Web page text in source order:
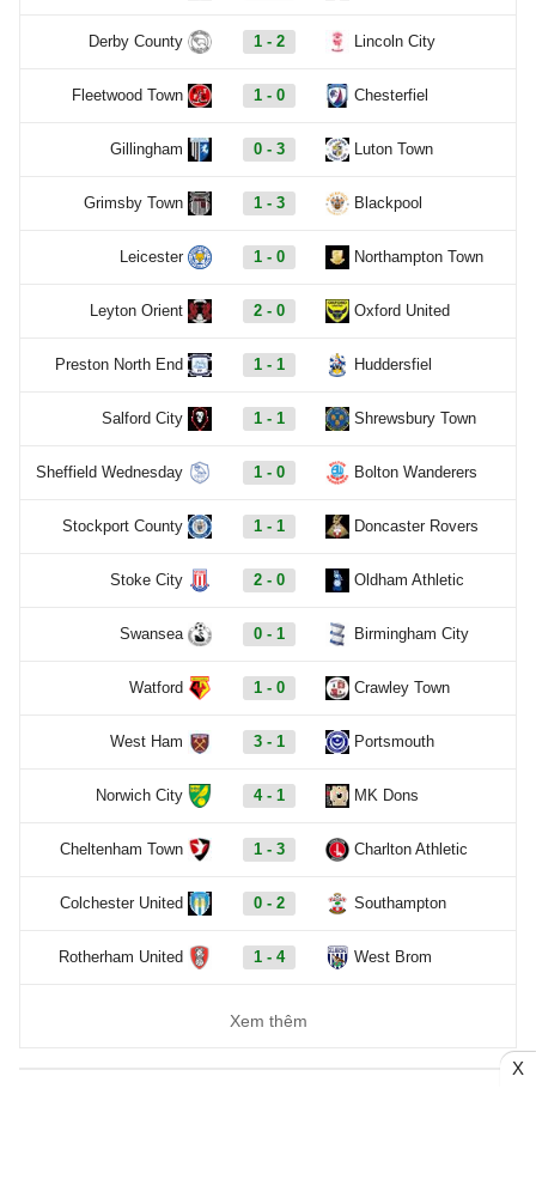
Derby County 1 - 2 Lincoln City
Fleetwood Town 1 - 0 Chesterfiel
Gillingham 0 - 3 Luton Town
Grimsby Town 1 - 3 Blackpool
Leicester 1 - 0 Northampton Town
Leyton Orient 2 - 0 Oxford United
Preston North End 1 - 1 Huddersfiel
Salford City 1 - 1 Shrewsbury Town
Sheffield Wednesday 1 - 0 Bolton Wanderers
Stockport County 1 - 1 Doncaster Rovers
Stoke City 2 - 0 Oldham Athletic
Swansea 0 - 1 Birmingham City
Watford 1 - 0 Crawley Town
West Ham 3 - 1 Portsmouth
Norwich City 4 - 1 MK Dons
Cheltenham Town 1 - 3 Charlton Athletic
Colchester United 0 - 2 Southampton
Rotherham United 1 - 4 West Brom
Xem thêm
X